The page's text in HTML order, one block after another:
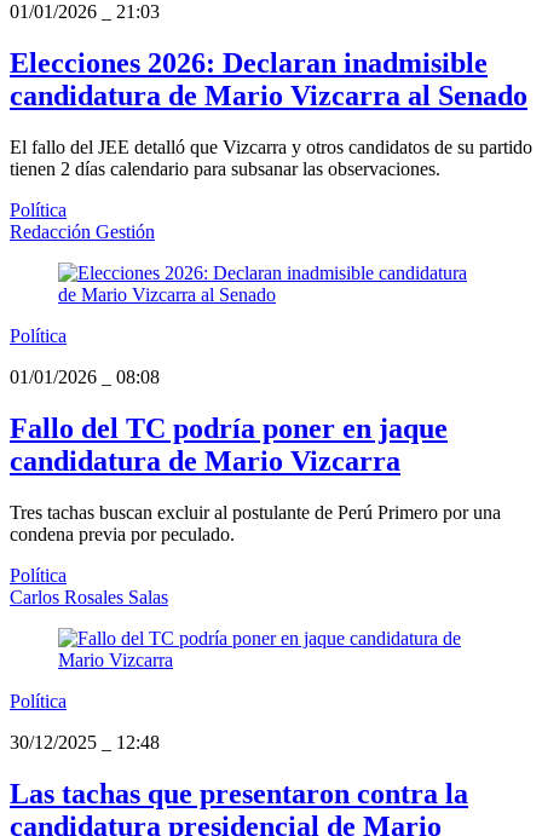
01/01/2026
21:03
Elecciones 2026: Declaran inadmisible
candidatura de Mario Vizcarra al Senado
El fallo del JEE detalló que Vizcarra y otros candidatos de su partido
tienen 2 días calendario para subsanar las observaciones.
Política
Redacción Gestión
Política
01/01/2026
08:08
Fallo del TC podría poner en jaque
candidatura de Mario Vizcarra
Tres tachas buscan excluir al postulante de Perú Primero por una
condena previa por peculado.
Política
Carlos Rosales Salas
Política
30/12/2025
12:48
Las tachas que presentaron contra la
candidatura presidencial de Mario